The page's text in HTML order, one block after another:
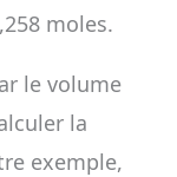
moles.
le volume
la
exemple,